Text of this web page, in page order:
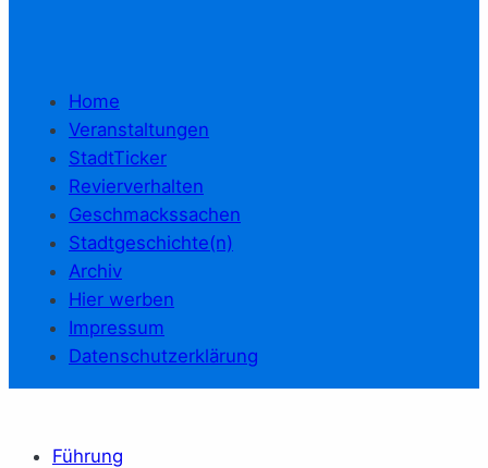
Home
Veranstaltungen
StadtTicker
Revierverhalten
Geschmackssachen
Stadtgeschichte(n)
Archiv
Hier werben
Impressum
Datenschutzerklärung
Führung